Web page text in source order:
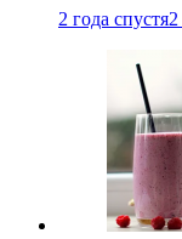
2 года спустя